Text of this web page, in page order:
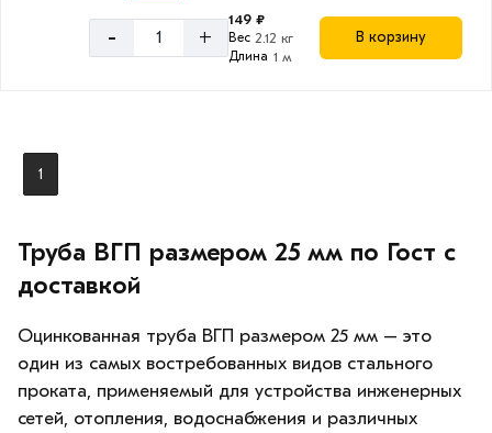
- +
149 ₽
Вес 2.12 кг
Длина 1 м
В корзину
1
Труба ВГП размером 25 мм по Гост с
доставкой
Оцинкованная труба ВГП размером 25 мм – это
один из самых востребованных видов стального
проката, применяемый для устройства инженерных
сетей, отопления, водоснабжения и различных